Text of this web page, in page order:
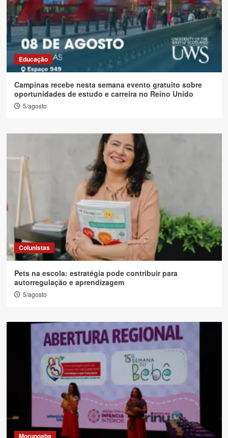
Educação
Campinas recebe nesta semana evento gratuito sobre
oportunidades de estudo e carreira no Reino Unido
5/agosto
Colunistas
Pets na escola: estratégia pode contribuir para
autorregulação e aprendizagem
5/agosto
Morungaba